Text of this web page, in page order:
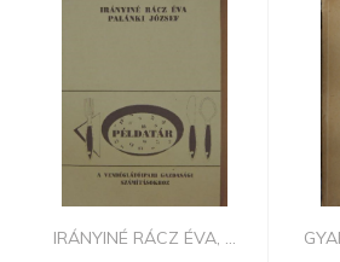
IRÁNYINÉ RÁCZ ÉVA, ...